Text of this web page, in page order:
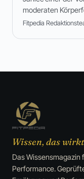
moderaten
Fitpedia
Wissen, das
Das Wissensmagazin
Performance.